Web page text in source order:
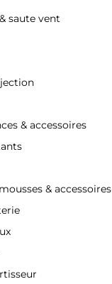
saute vent
& accessoires
& accessoires